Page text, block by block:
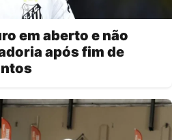
em aberto e não
após fim de